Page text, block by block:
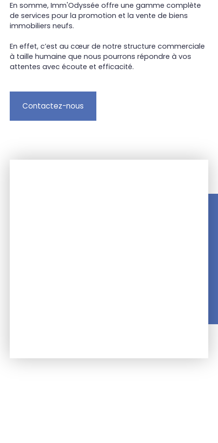
En somme, Imm'Odyssée offre une gamme complète
de services pour la promotion et la vente de biens
immobiliers neufs.
En effet, c’est au cœur de notre structure commerciale
à taille humaine que nous pourrons répondre à vos
attentes avec écoute et efficacité.
Contactez-nous